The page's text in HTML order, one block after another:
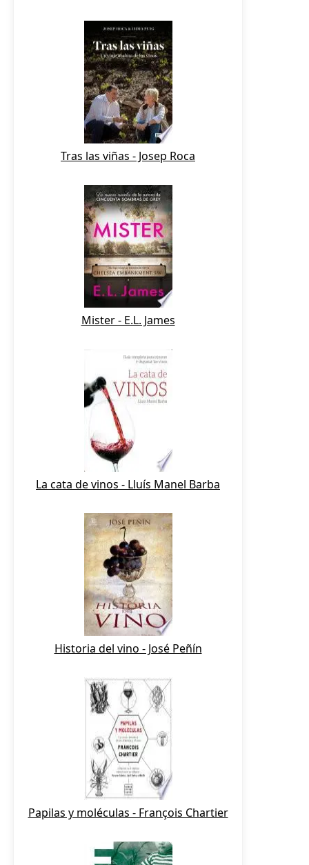
Tras las viñas - Josep Roca
Mister - E.L. James
La cata de vinos - Lluís Manel Barba
Historia del vino - José Peñín
Papilas y moléculas - François Chartier